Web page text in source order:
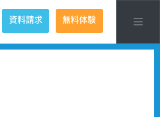
資料請求 無料体験